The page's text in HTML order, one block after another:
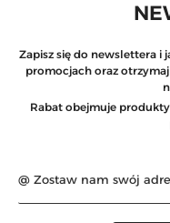
Zapisz się do newslettera i
promocjach oraz
Rabat obejmuje